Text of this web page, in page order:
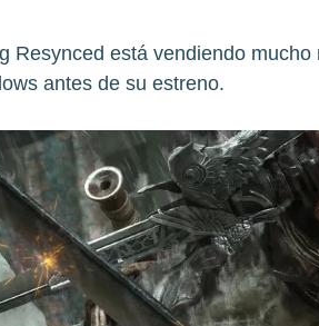
Resynced está vendiendo
antes de su estreno.